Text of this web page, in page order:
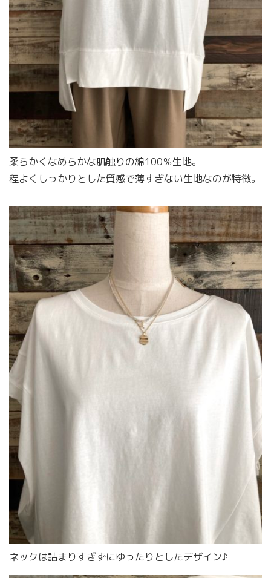
柔らかくなめらかな肌触りの綿100％生地。
程よくしっかりとした質感で薄すぎない生地なのが特徴。
ネックは詰まりすぎずにゆったりとしたデザイン♪